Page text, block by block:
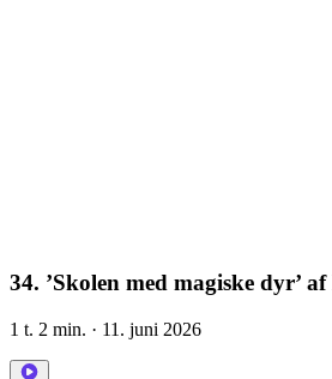
34. ’Skolen med magiske dyr’
1 t. 2 min. · 11. juni 2026